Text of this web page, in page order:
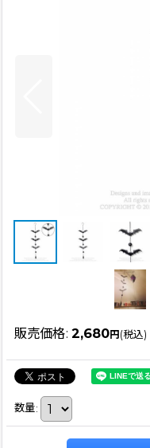
販売価格: 2,680円 (税込)
数量: